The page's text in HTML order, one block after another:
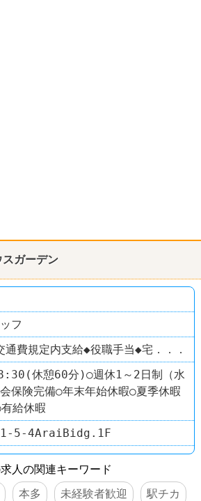
ガーデン
フ
費規定内支給◆役職手当◆宅．．．
休憩60分)○週休1～2日制（水
保険完備○年末年始休暇○夏季休暇
給休暇
1-5-4AraiBidg.1F
人の関連キーワード
本多 未経験者歓迎 駅チカ